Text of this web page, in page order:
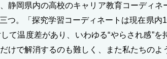
静岡県内の高校のキャリア教育コーディネ
つ。「探究学習コーディネートは現在県内
て温度差があり、いわゆる“やらされ感”を
けで解消するのも難しく、また私たちのよ